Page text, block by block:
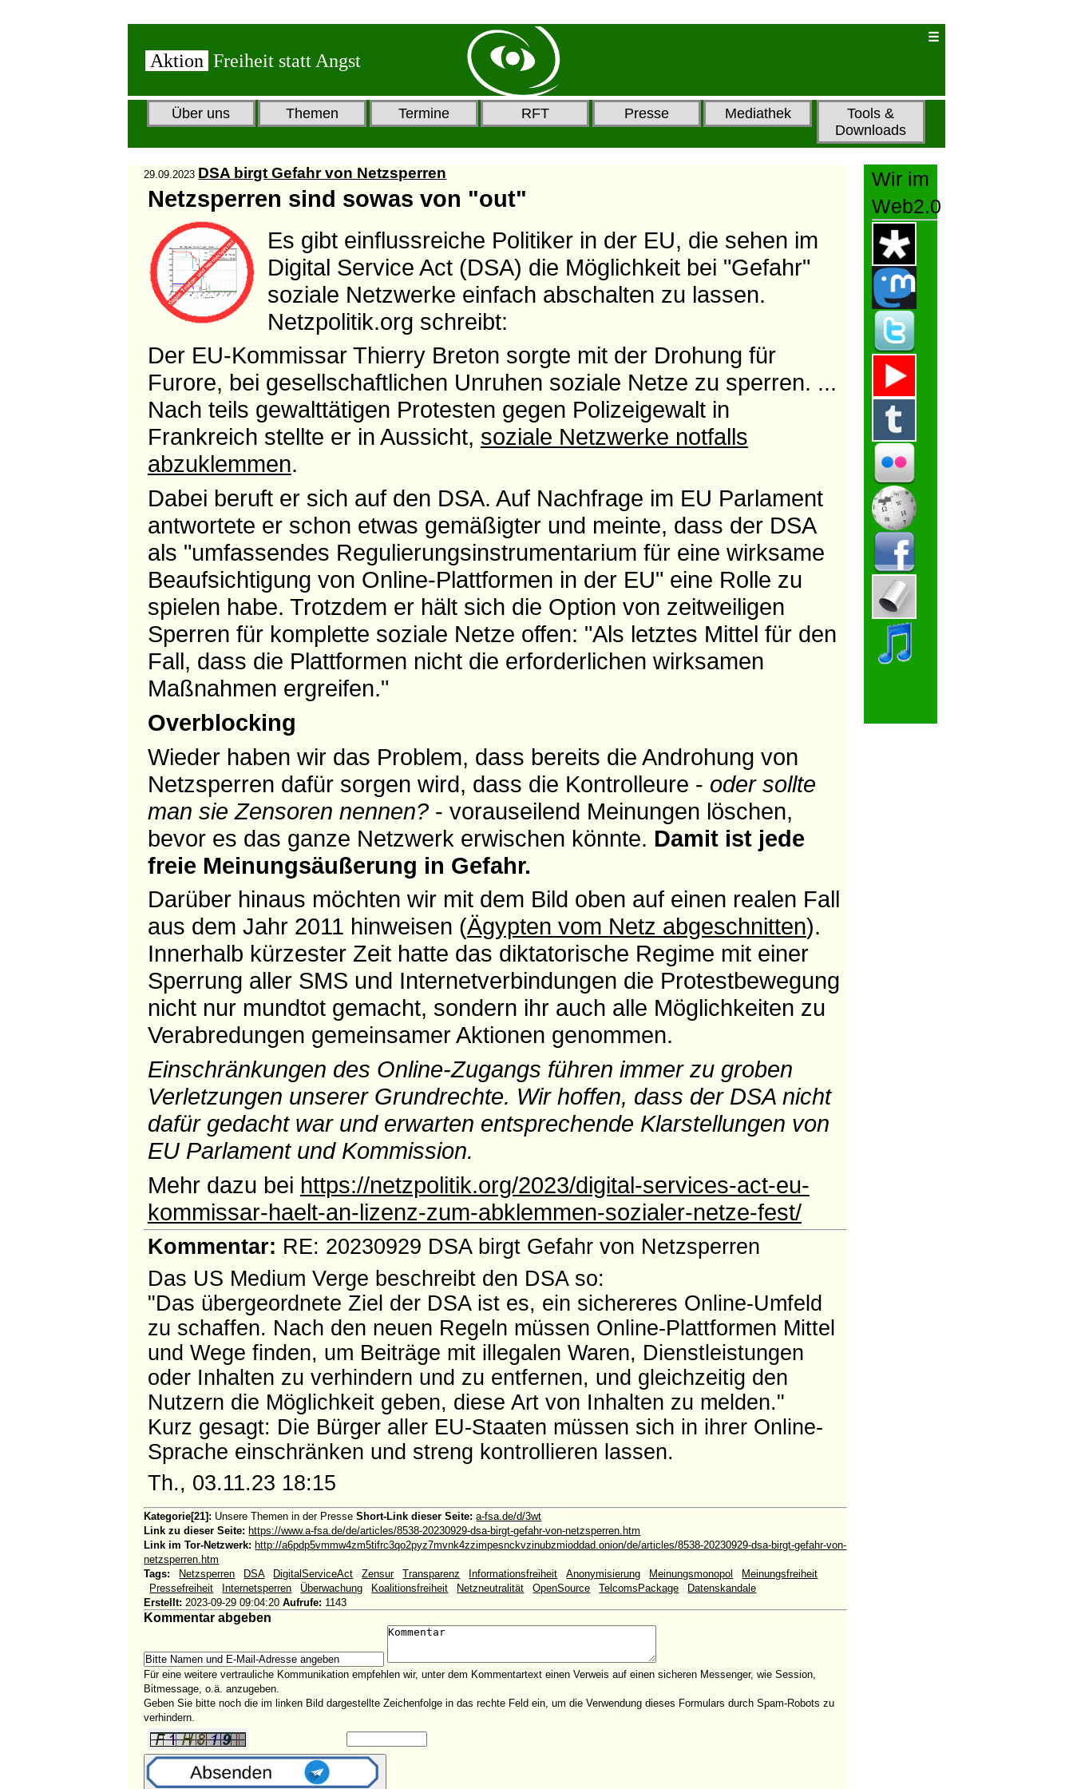
Aktion Freiheit statt Angst
Über uns Themen Termine RFT Presse Mediathek
Tools &
Downloads
29.09.2023 DSA birgt Gefahr von Netzsperren
Netzsperren sind sowas von "out"
Es gibt einflussreiche Politiker in der EU, die sehen im
Digital Service Act (DSA) die Möglichkeit bei "Gefahr"
soziale Netzwerke einfach abschalten zu lassen.
Netzpolitik.org schreibt:
Der EU-Kommissar Thierry Breton sorgte mit der Drohung für
Furore, bei gesellschaftlichen Unruhen soziale Netze zu sperren. ...
Nach teils gewalttätigen Protesten gegen Polizeigewalt in
Frankreich stellte er in Aussicht, soziale Netzwerke notfalls
abzuklemmen.
Dabei beruft er sich auf den DSA. Auf Nachfrage im EU Parlament
antwortete er schon etwas gemäßigter und meinte, dass der DSA
als "umfassendes Regulierungsinstrumentarium für eine wirksame
Beaufsichtigung von Online-Plattformen in der EU" eine Rolle zu
spielen habe. Trotzdem er hält sich die Option von zeitweiligen
Sperren für komplette soziale Netze offen: "Als letztes Mittel für den
Fall, dass die Plattformen nicht die erforderlichen wirksamen
Maßnahmen ergreifen."
Overblocking
Wieder haben wir das Problem, dass bereits die Androhung von
Netzsperren dafür sorgen wird, dass die Kontrolleure - oder sollte
man sie Zensoren nennen?- vorauseilend Meinungen löschen,
bevor es das ganze Netzwerk erwischen könnte. Damit ist jede
freie Meinungsäußerung in Gefahr.
Darüber hinaus möchten wir mit dem Bild oben auf einen realen Fall
aus dem Jahr 2011 hinweisen (Ägypten vom Netz abgeschnitten).
Innerhalb kürzester Zeit hatte das diktatorische Regime mit einer
Sperrung aller SMS und Internetverbindungen die Protestbewegung
nicht nur mundtot gemacht, sondern ihr auch alle Möglichkeiten zu
Verabredungen gemeinsamer Aktionen genommen.
Einschränkungen des Online-Zugangs führen immer zu groben
Verletzungen unserer Grundrechte. Wir hoffen, dass der DSA nicht
dafür gedacht war und erwarten entsprechende Klarstellungen von
EU Parlament und Kommission.
Mehr dazu bei https://netzpolitik.org/2023/digital-services-act-eu-
kommissar-haelt-an-lizenz-zum-abklemmen-sozialer-netze-fest/
Kommentar: RE: 20230929 DSA birgt Gefahr von Netzsperren
Das US Medium Verge beschreibt den DSA so:
"Das übergeordnete Ziel der DSA ist es, ein sichereres Online-Umfeld
zu schaffen. Nach den neuen Regeln müssen Online-Plattformen Mittel
und Wege finden, um Beiträge mit illegalen Waren, Dienstleistungen
oder Inhalten zu verhindern und zu entfernen, und gleichzeitig den
Nutzern die Möglichkeit geben, diese Art von Inhalten zu melden."
Kurz gesagt: Die Bürger aller EU-Staaten müssen sich in ihrer Online-
Sprache einschränken und streng kontrollieren lassen.
Th., 03.11.23 18:15
Kategorie[21]: Unsere Themen in der PresseShort-Link dieser Seite: a-fsa.de/d/3wt
Link zu dieser Seite: https://www.a-fsa.de/de/articles/8538-20230929-dsa-birgt-gefahr-von-netzsperren.htm
Link im Tor-Netzwerk: http://a6pdp5vmmw4zm5tifrc3qo2pyz7mvnk4zzimpesnckvzinubzmioddad.onion/de/articles/8538-20230929-dsa-birgt-gefahr-von-
netzsperren.htm
Tags:
Netzsperren DSA DigitalServiceAct #Zensur #Transparenz Informationsfreiheit #Anonymisierung Meinungsmonopol
Meinungsfreiheit
Pressefreiheit Internetsperren Überwachung Koalitionsfreiheit Netzneutralität #OpenSource #TelcomsPackage
Datenskandale
Erstellt: 2023-09-29 09:04:20 Aufrufe: 1143
Kommentar abgeben
Für eine weitere vertrauliche Kommunikation empfehlen wir, unter dem Kommentartext einen Verweis auf einen sicheren Messenger, wie Session,
Bitmessage, o.ä. anzugeben.
Geben Sie bitte noch die im linken Bild dargestellte Zeichenfolge in das rechte Feld ein, um die Verwendung dieses Formulars durch Spam-Robots zu
verhindern.
Wir im
Web2.0